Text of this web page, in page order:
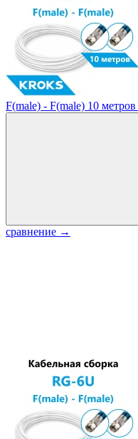
F(male) - F(male) 10 метров
сравнение →